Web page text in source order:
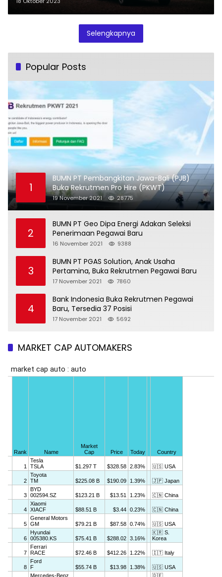
Selengkapnya
Popular Posts
1
BUMN PT Pembangkitan Jawa-Bali (PJB)
Buka Rekrutmen Pro Hire (PKWT)
19 November 2021 28775
2
BUMN PT Geo Dipa Energi Adakan Seleksi
Penerimaan Pegawai Baru
16 November 2021 9388
3
BUMN PT PGAS Solution, Anak Usaha
Pertamina, Buka Rekrutmen Pegawai Baru
17 November 2021 7860
4
Bank Indonesia Buka Rekrutmen Pegawai
Baru, Tersedia 37 Posisi
17 November 2021 5692
MARKET CAP AUTOMAKERS